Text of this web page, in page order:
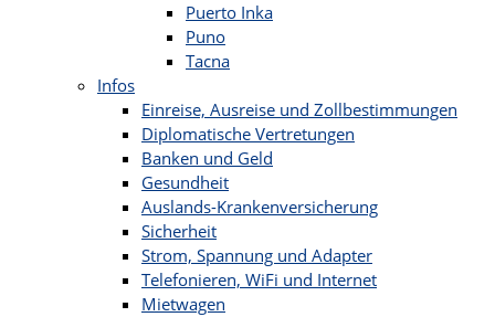
Puerto Inka
Puno
Tacna
Infos
Einreise, Ausreise und Zollbestimmungen
Diplomatische Vertretungen
Banken und Geld
Gesundheit
Auslands-Krankenversicherung
Sicherheit
Strom, Spannung und Adapter
Telefonieren, WiFi und Internet
Mietwagen